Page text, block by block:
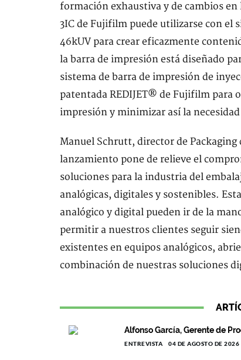
formación exhaustiva y de cambios
3IC de Fujifilm puede utilizarse con el
46kUV para crear eficazmente
la barra de impresión está diseñado
sistema de barra de impresión de
patentada REDIJET® de Fujifilm para
impresión y minimizar así la
Manuel Schrutt, director de
lanzamiento pone de relieve el
soluciones para la industria del
analógicas, digitales y sostenibles.
analógico y digital pueden ir de la
permitir a nuestros clientes seguir
existentes en equipos analógicos,
combinación de nuestras soluciones
Alfonso García, Gerente de
ENTREVISTA 04 DE AGOSTO DE 2026